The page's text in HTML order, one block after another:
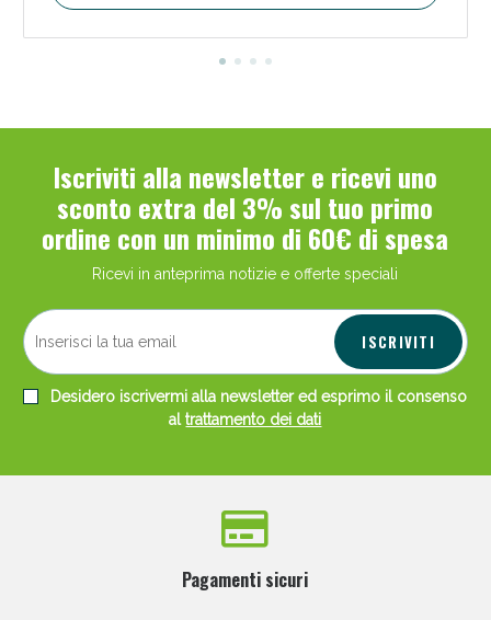
Iscriviti alla newsletter e ricevi uno
sconto extra del 3% sul tuo primo
ordine con un minimo di 60€ di spesa
Ricevi in anteprima notizie e offerte speciali
ISCRIVITI
Desidero iscrivermi alla newsletter ed esprimo il consenso
altrattamento dei dati
Pagamenti sicuri